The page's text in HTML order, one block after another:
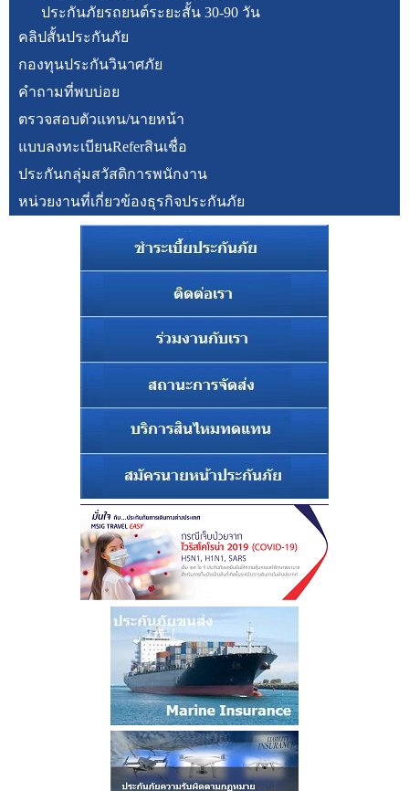
ประกันภัยรถยนต์ระยะสั้น 30-90 วัน
คลิปสั้นประกันภัย
กองทุนประกันวินาศภัย
คำถามที่พบบ่อย
ตรวจสอบตัวแทน/นายหน้า
แบบลงทะเบียนReferสินเชื่อ
ประกันกลุ่มสวัสดิการพนักงาน
หน่วยงานที่เกี่ยวข้องธุรกิจประกันภัย